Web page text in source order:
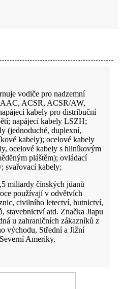
vodiče pro nadzemní
ACSR, ACSR/AW,
kabely pro distribuční
napájecí kabely LSZH;
(jednoduché, duplexní,
kabely); ocelové kabely
ocelové kabely s hliníkovým
pláštěm); ovládací
svařovací kabely;
miliardy čínských jüanů
používají v odvětvích
civilního letectví, hutnictví,
stavebnictví atd. Značka Jiapu
u zahraničních zákazníků z
východu, Střední a Jižní
Ameriky.